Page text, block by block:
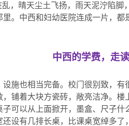
乱，晴天尘土飞扬，雨天泥泞陷
。中西和妇幼医院连成一片，
中西的学费，走
设施也相当完备。校门很别致，
铺着大块方瓷砖，敞亮洁净。
可以从上面掀开，墨盒、尺子
设有几排长桌，比课桌宽绰多